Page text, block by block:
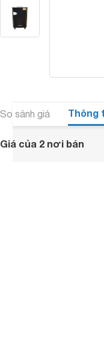
So sánh giá Thông
Giá của 2 nơi bán